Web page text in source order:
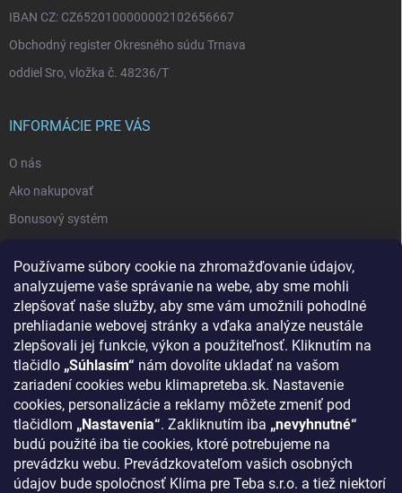
Používame súbory cookie na zhromažďovanie údajov,
analyzujeme vaše správanie na webe, aby sme mohli
zlepšovať naše služby, aby sme vám umožnili pohodlné
prehliadanie webovej stránky a vďaka analýze neustále
zlepšovali jej funkcie, výkon a použiteľnosť. Kliknutím na
tlačidlo „Súhlasím“ nám dovolíte ukladať na vašom
zariadení cookies webu klimapreteba.sk. Nastavenie
cookies, personalizácie a reklamy môžete zmeniť pod
tlačidlom „Nastavenia“. Zakliknutím iba „nevyhnutné“
budú použité iba tie cookies, ktoré potrebujeme na
prevádzku webu. Prevádzkovateľom vašich osobných
údajov bude spoločnosť Klíma pre Teba s.r.o. a tiež niektorí
IBAN CZ: CZ6520100000002102656667
Obchodný register Okresného súdu Trnava
oddiel Sro, vložka č. 48236/T
INFORMÁCIE PRE VÁS
O nás
Ako nakupovať
Bonusový systém
Blog - najnovšie články
Obchodné podmienky
Podmienky ochrany osobných údajov
Odstúpenie od zmluvy
Kontakty
KONTAKT
klima@klimapreteba.sk